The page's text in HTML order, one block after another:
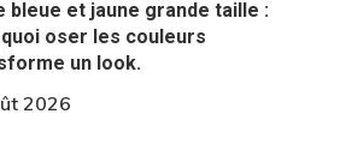
bleue et jaune grande taille :
oser les couleurs
un look.
2026